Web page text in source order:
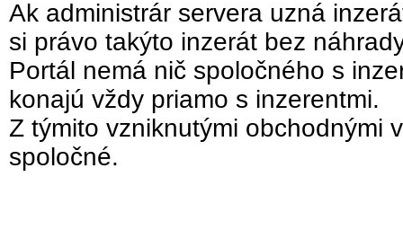
Ak administrár servera uzná
si právo takýto inzerát bez
Portál nemá nič spoločného s
konajú vždy priamo s inzerentmi.
Z týmito vzniknutými obchodnými
spoločné.